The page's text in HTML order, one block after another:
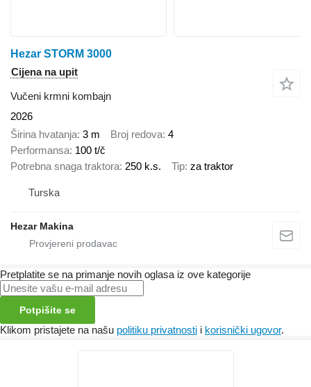
Hezar STORM 3000
Cijena na upit
Vučeni krmni kombajn
2026
Širina hvatanja 3 m Broj redova 4
Performansa 100 t/č
Potrebna snaga traktora 250 k.s. Tip za traktor
Turska
Hezar Makina
Pretplatite se na primanje novih oglasa iz ove kategorije
Potpišite se
Klikom pristajete na našu politiku privatnosti i korisnički ugovor.